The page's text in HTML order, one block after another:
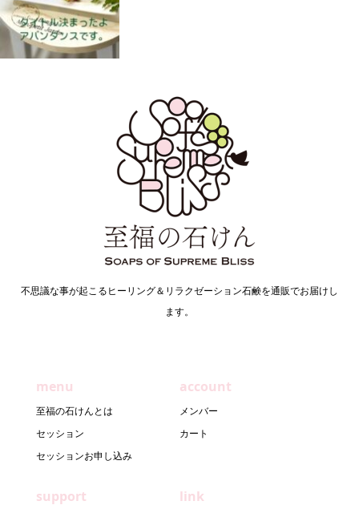
不思議な事が起こるヒーリング＆リラクゼーション石鹸を通販でお届けし
ます。
menu
至福の石けんとは
セッション
セッションお申し込み
account
メンバー
カート
support link